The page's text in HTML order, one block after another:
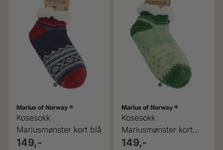
Marius of Norway ®
Kosesokk
Mariusmønster kort blå
149,-
Marius of Norway ®
Kosesokk
Mariusmønster kort
grønn
149,-